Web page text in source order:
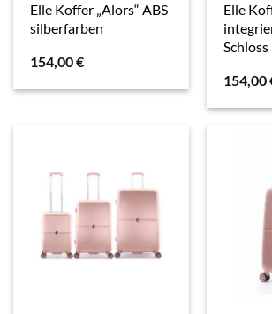
Elle Koffer „Alors“ ABS
silberfarben
154,00€
Elle
154,00